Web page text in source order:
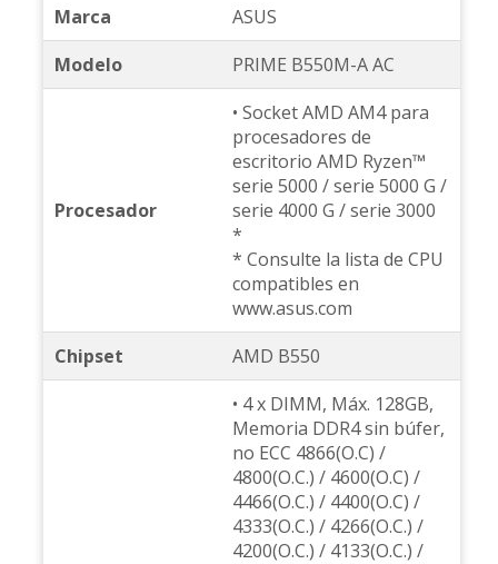
Marca
ASUS
Modelo
PRIME B550M-A AC
Procesador
• Socket AMD AM4 para
procesadores de
escritorio AMD Ryzen™
serie 5000 / serie 5000 G /
serie 4000 G / serie 3000
*
* Consulte la lista de CPU
compatibles en
www.asus.com
Chipset
AMD B550
• 4 x DIMM, Máx. 128GB,
Memoria DDR4 sin búfer,
no ECC 4866(O.C) /
4800(O.C.) / 4600(O.C) /
4466(O.C.) / 4400(O.C) /
4333(O.C.) / 4266(O.C.) /
4200(O.C.) / 4133(O.C.) /